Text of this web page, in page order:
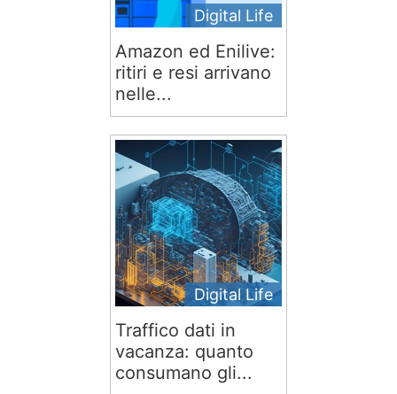
Digital Life
Amazon ed Enilive:
ritiri e resi arrivano
nelle...
Digital Life
Traffico dati in
vacanza: quanto
consumano gli...